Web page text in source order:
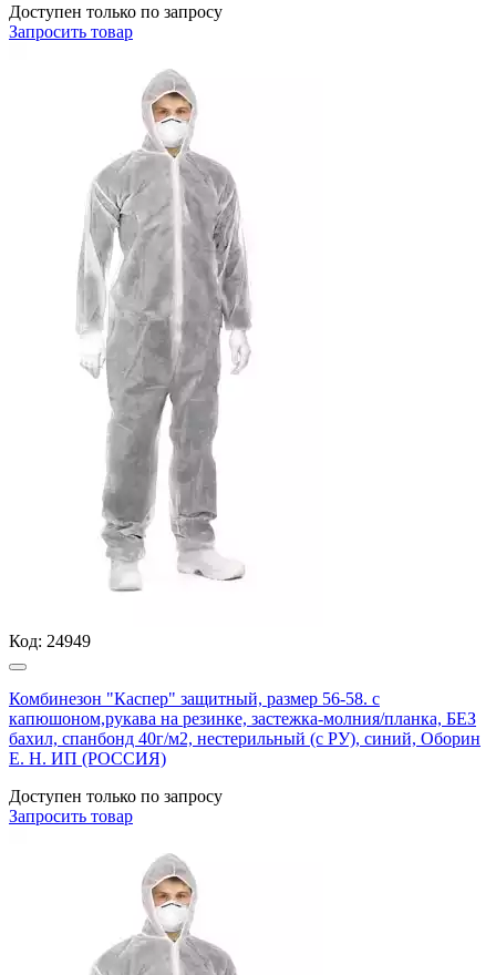
Доступен только по запросу
Запросить товар
Код: 24949
Комбинезон "Каспер" защитный, размер 56-58. с
капюшоном,рукава на резинке, застежка-молния/планка, БЕЗ
бахил, спанбонд 40г/м2, нестерильный (с РУ), синий, Оборин
Е. Н. ИП (РОССИЯ)
Доступен только по запросу
Запросить товар